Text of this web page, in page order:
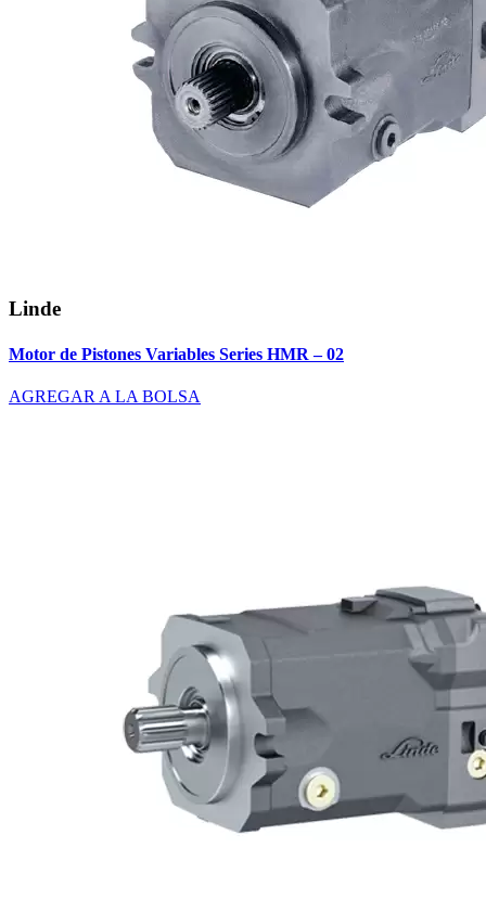
Linde
Motor de Pistones Variables Series HMR – 02
AGREGAR A LA BOLSA